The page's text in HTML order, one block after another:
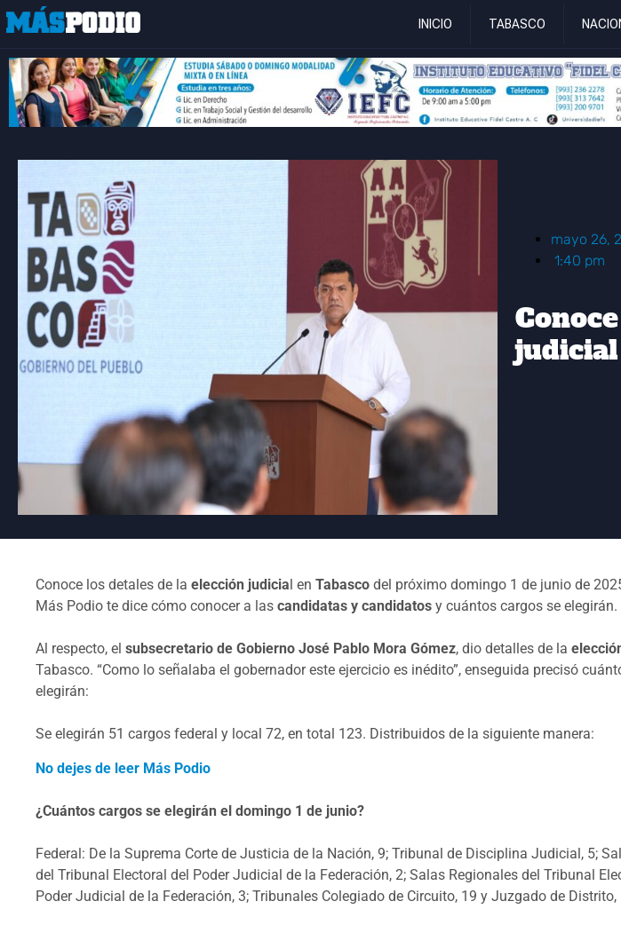
INICIO TABASCO
mayo 26,
1:40 pm
judicial
Conoce los detales de la elección judicia l en Tabasco del próximo domingo 1 de junio de
Más Podio te dice cómo conocer a las candidatas y candidatos y cuántos cargos se elegirán.
Al respecto, el subsecretario de Gobierno José Pablo Mora Gómez, dio detalles de la
Tabasco. “Como lo señalaba el gobernador este ejercicio es inédito”, enseguida precisó
elegirán:
Se elegirán 51 cargos federal y local 72, en total 123. Distribuidos de la siguiente manera:
No dejes de leer Más Podio
¿Cuántos cargos se elegirán el domingo 1 de junio?
Federal: De la Suprema Corte de Justicia de la Nación, 9; Tribunal de Disciplina Judicial, 5;
del Tribunal Electoral del Poder Judicial de la Federación, 2; Salas Regionales del Tribunal
Poder Judicial de la Federación, 3; Tribunales Colegiado de Circuito, 19 y Juzgado de Distrito,